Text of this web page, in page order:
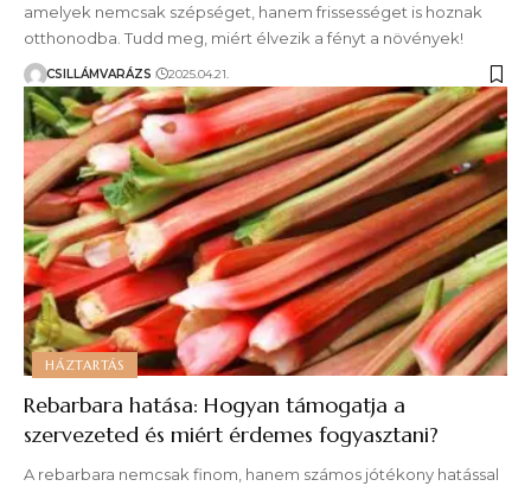
amelyek nemcsak szépséget, hanem frissességet is hoznak
otthonodba. Tudd meg, miért élvezik a fényt a növények!
CSILLÁMVARÁZS 2025.04.21.
HÁZTARTÁS
Rebarbara hatása: Hogyan támogatja a
szervezeted és miért érdemes fogyasztani?
A rebarbara nemcsak finom, hanem számos jótékony hatással